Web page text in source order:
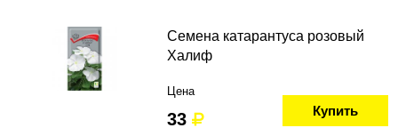
Семена катарантуса розовый
Халиф
Цена
33 Купить